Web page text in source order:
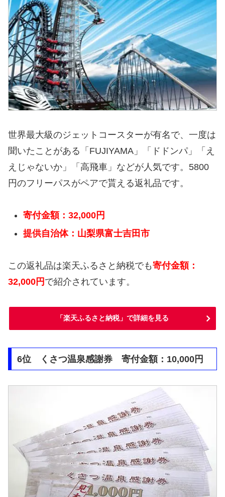
世界最大級のジェットコースターが有名で、一度は
聞いたことがある「FUJIYAMA」「ドドンパ」「え
えじゃないか」「高飛車」などが人気です。5800
円のフリーパスがペアで貰える返礼品です。
寄付金額：32,000円
提供自治体：山梨県富士吉田市
この返礼品は楽天ふるさと納税でも寄付金額：
32,000円 で紹介されています。
「楽天ふるさと納税」で詳細を見る
6位 くさつ温泉感謝券 寄付金額：10,000円